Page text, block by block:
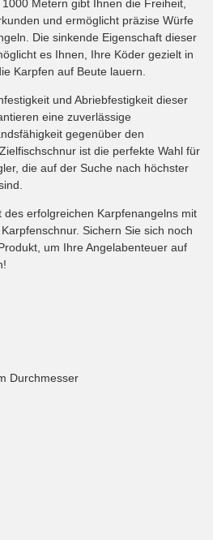
Metern gibt Ihnen die Freiheit,
und ermöglicht präzise Würfe
Die sinkende Eigenschaft dieser
es Ihnen, Ihre Köder gezielt in
Karpfen auf Beute lauern.
und Abriebfestigkeit dieser
eine zuverlässige
gegenüber den
ist die perfekte Wahl für
die auf der Suche nach höchster
des erfolgreichen Karpfenangelns mit
Sichern Sie sich noch
um Ihre Angelabenteuer auf
Durchmesser